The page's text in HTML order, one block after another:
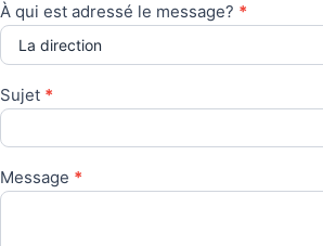
À qui est adressé le message? *
qui
est
le
Sujet *
Message *